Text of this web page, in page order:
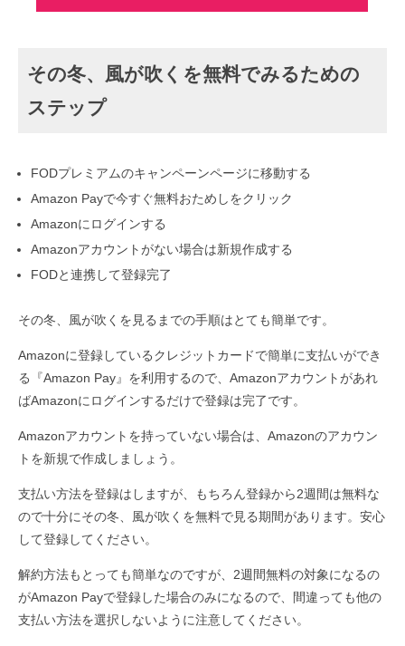
その冬、風が吹くを無料でみるための
ステップ
FODプレミアムのキャンペーンページに移動する
Amazon Payで今すぐ無料おためしをクリック
Amazonにログインする
Amazonアカウントがない場合は新規作成する
FODと連携して登録完了
その冬、風が吹くを見るまでの手順はとても簡単です。
Amazonに登録しているクレジットカードで簡単に支払いができ
る『Amazon Pay』を利用するので、Amazonアカウントがあれ
ばAmazonにログインするだけで登録は完了です。
Amazonアカウントを持っていない場合は、Amazonのアカウン
トを新規で作成しましょう。
支払い方法を登録はしますが、もちろん登録から2週間は無料な
ので十分にその冬、風が吹くを無料で見る期間があります。安心
して登録してください。
解約方法もとっても簡単なのですが、2週間無料の対象になるの
がAmazon Payで登録した場合のみになるので、間違っても他の
支払い方法を選択しないように注意してください。